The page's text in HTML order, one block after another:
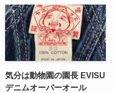
気分は動物園の園長 EVISU
デニムオーバーオール